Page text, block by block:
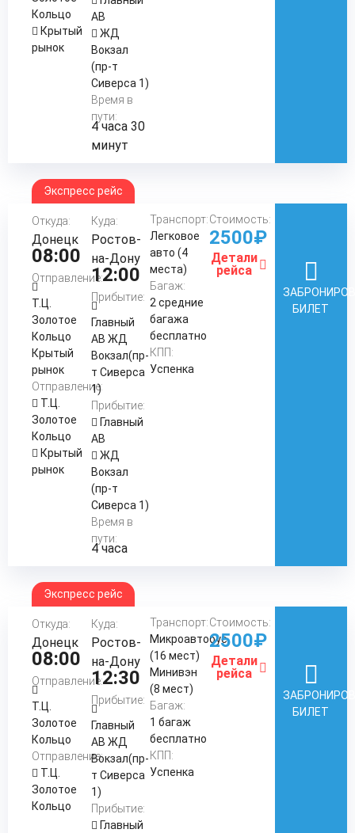
Кольцо
Крытый
рынок
АВ
ЖД
Вокзал
(пр-т
Сиверса 1)
Время в
пути:
4 часа 30
минут
Экспресс рейс
Откуда:
Донецк
08:00
Отправление:
Т.Ц.
Золотое
Кольцо
Крытый
рынок
Отправление:
Т.Ц.
Золотое
Кольцо
Крытый
рынок
Куда:
Ростов-
на-Дону
12:00
Прибытие:
Главный
АВ ЖД
Вокзал(пр-
т Сиверса
1)
Прибытие:
Главный
АВ
ЖД
Вокзал
(пр-т
Сиверса 1)
Время в
пути:
4 часа
Транспорт:
Легковое
авто (4
места)
Багаж:
2 средние
багажа
бесплатно
КПП:
Успенка
Стоимость:
2500₽
Детали
рейса
БИЛЕТ
Экспресс рейс
Откуда:
Донецк
08:00
Отправление:
Т.Ц.
Золотое
Кольцо
Отправление:
Т.Ц.
Золотое
Кольцо
Куда:
Ростов-
на-Дону
12:30
Прибытие:
Главный
АВ ЖД
Вокзал(пр-
т Сиверса
1)
Прибытие:
Главный
Транспорт:
Микроавтобус
(16 мест)
Минивэн
(8 мест)
Багаж:
1 багаж
бесплатно
КПП:
Успенка
Стоимость:
2500₽
Детали
рейса
БИЛЕТ